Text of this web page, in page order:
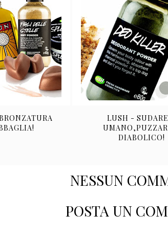
LUSH -
DIABOLICO!
NESSUN
POSTA UN